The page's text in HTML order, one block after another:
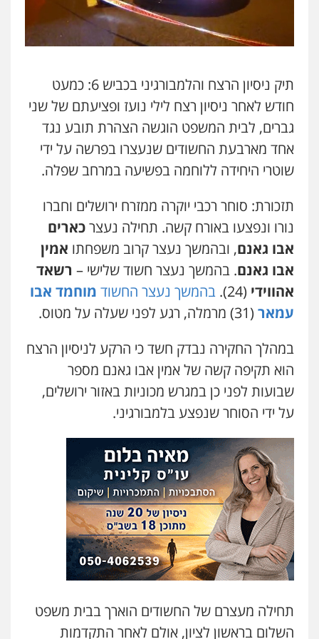
עו"ד אסף דוק
פלילי עבירות מין סמים והימורים פשיעה
חמורה חקירות ומעצרים צווארון לבן והונאה
עו"ד שלי גורביץ – לוי
משפט פלילי פשיעה חמורה מעצרים
0544218336
0525556970
משרד עורכי דין חן ברוך
פלילי דיני תעבורה מעצרים וחקירות
0505078733
עו"ד קארין לגטיוי
פשיעה חמורה מעצרים וחקירות
0507446995
פלילי צווארון לבן מעצרים הליכי הסגרה
0522249087
עו"ד רועי אטיאס
משפט פלילי פשיעה חמורה צווארון לבן
525043999
עו"ד אסף כהן
מעצרים וחקירות
0526555488
תיק ניסיון הרצח והלמבורגיני בכביש 6: כמעט
חודש לאחר ניסיון רצח לילי נועז ופציעתם של שני
גברים, לבית המשפט הוגשה הצהרת תובע נגד
אחד מארבעת החשודים שנעצרו בפרשה על ידי
שוטרי היחידה ללוחמה בפשיעה במרחב שפלה.
תזכורת: סוחר רכבי יוקרה ממזרח ירושלים וחברו
נורו ונפצעו באורח קשה. תחילה נעצרכארים
אבו גאנם, ובהמשך נעצר קרוב משפחתו אמין
אבו גאנם. בהמשך נעצר חשוד שלישי – רשאד
אהווידי (24). בהמשך נעצר החשוד מוחמד אבו
עמאר (31) מרמלה, רגע לפני שעלה על מטוס.
במהלך החקירה נבדק חשד כי הרקע לניסיון הרצח
הוא תקיפה קשה של אמין אבו גאנם מספר
שבועות לפני כן במגרש מכוניות באזור ירושלים,
על ידי הסוחר שנפצע בלמבורגיני.
תחילה מעצרם של החשודים הוארך בבית משפט
השלום בראשון לציון, אולם לאחר התקדמות